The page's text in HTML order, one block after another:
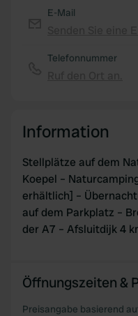
our social media,
provided to them or that
E-Mail
Telefonnummer
Information
Stellplätze auf dem
Koepel –
erhältlich] –
auf dem Parkplatz –
der A7 – Afsluitdijk 4
Öffnungszeiten &
Preisangabe basierend